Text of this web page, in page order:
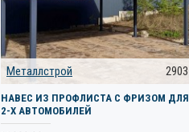
Металлстрой 2903
НАВЕС ИЗ ПРОФЛИСТА С ФРИЗОМ ДЛЯ
2-Х АВТОМОБИЛЕЙ